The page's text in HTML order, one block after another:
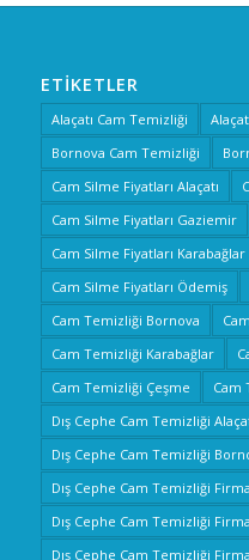
ETIKETLER
Alaçatı Cam Temizliği
Bornova Cam Temizliği
Cam Silme Fiyatları Alaçatı
Cam Silme Fiyatları Gaziemir
Cam Silme Fiyatları Karabağlar
Cam Silme Fiyatları Ödemiş
Cam Temizliği Bornova
Cam Temizliği Karabağlar
Cam Temizliği Çeşme
Cam
Dış Cephe Cam Temizliği
Dış Cephe Cam Temizliği
Dış Cephe Cam Temizliği
Dış Cephe Cam Temizliği
Dış Cephe Cam Temizliği